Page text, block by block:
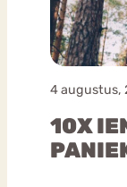
4 augustus,
10X